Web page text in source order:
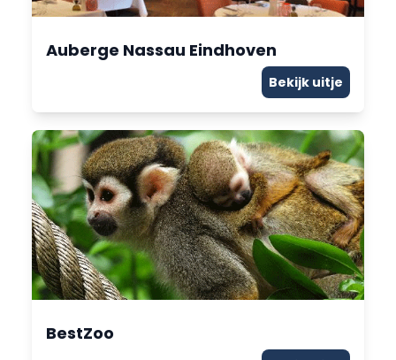
Auberge Nassau Eindhoven
Bekijk uitje
BestZoo